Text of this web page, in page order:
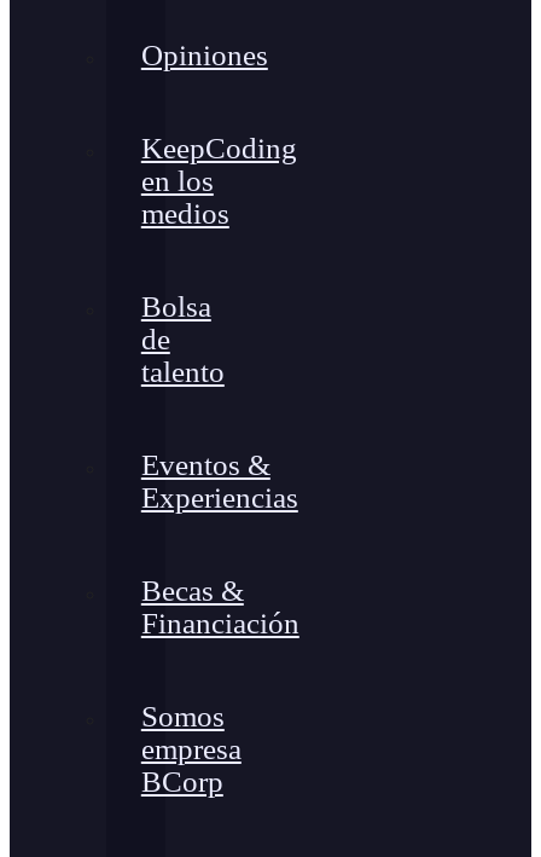
Opiniones
KeepCoding
en los
medios
Bolsa
de
talento
Eventos &
Experiencias
Becas &
Financiación
Somos
empresa
BCorp